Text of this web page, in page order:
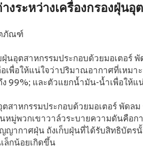
งระหว่างเครื่องกรองฝุ่น
ตภัณฑ์
นอุตสาหกรรมประกอบด้วยมอเตอร์
เพื่อให้แน่ใจว่าปริมาณอากาศที่เหมา
99%; และตัวแยกน้ำมัน-น้ำเพื่อให้แ
สาหกรรมประกอบด้วยมอเตอร์ พัดล
หมู่พวกเขาวาล์วระบายความดันคือก
ญากาศฝุ่น ถังเก็บฝุ่นที่ได้รับสิทธิบัตร
ล็กน้อยเกิดขึ้น